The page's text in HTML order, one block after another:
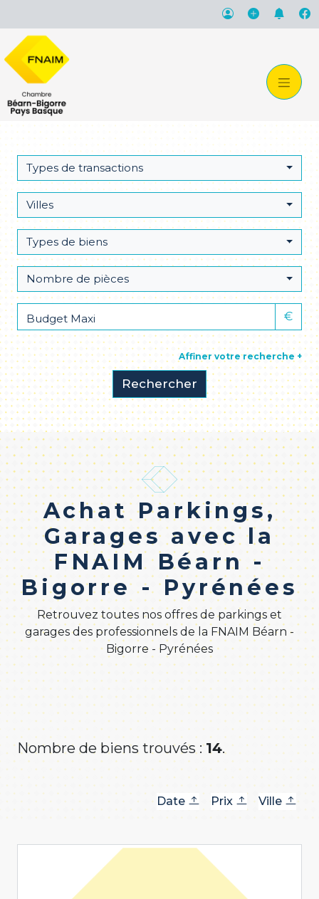
Types de transactions
Villes
Types de biens
Nombre de pièces
€
Affiner votre recherche +
Rechercher
Achat Parkings,
Garages avec la
FNAIM Béarn -
Bigorre - Pyrénées
Retrouvez toutes nos offres de parkings et
garages des professionnels de la FNAIM Béarn -
Bigorre - Pyrénées
Nombre de biens trouvés :14.
Date Prix Ville